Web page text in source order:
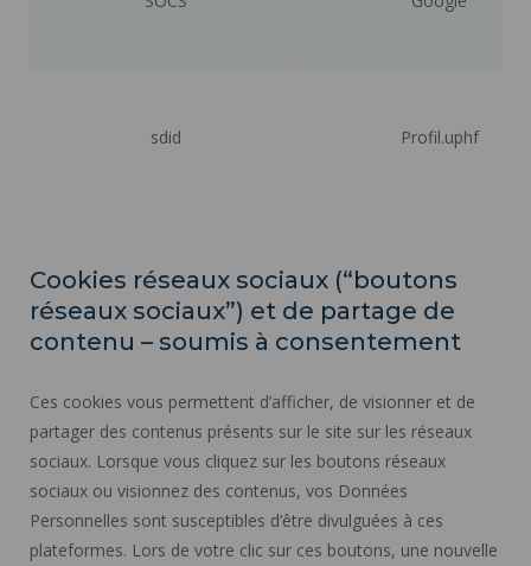
sdid Profil.uphf
Cookies réseaux sociaux (“boutons
réseaux sociaux”) et de partage de
contenu – soumis à consentement
Ces cookies vous permettent d’afficher, de visionner et de
partager des contenus présents sur le site sur les réseaux
sociaux. Lorsque vous cliquez sur les boutons réseaux
sociaux ou visionnez des contenus, vos Données
Personnelles sont susceptibles d’être divulguées à ces
plateformes. Lors de votre clic sur ces boutons, une nouvelle